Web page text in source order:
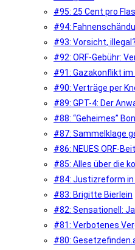
#95: 25 Cent pro
#94:
#93: Vorsicht,
#92: ORF-Gebühr:
#91: Gazakonflikt
#90: Verträge per
#89: GPT-4: Der
#88: “Geheimes”
#87: Sammelklage
#86: NEUES ORF-
#85: Alles über die
#84: Justizreform in
#83: Brigitte Bierlein
#82: Sensationell:
#81: Verbotenes
#80: